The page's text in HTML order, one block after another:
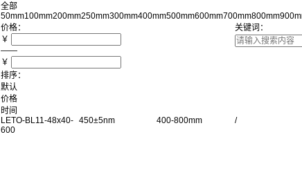
全部
50mm100mm200mm250mm300mm400mm500mm600mm700mm800mm
价格：
￥
——
￥
关键词：
排序：
默认
价格
时间
LETO-BL11-48x40-
600
450±5nm 400-800mm /